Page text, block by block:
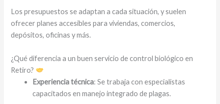
Los presupuestos se adaptan a cada situación, y suelen
ofrecer planes accesibles para viviendas, comercios,
depósitos, oficinas y más.
¿Qué diferencia a un buen servicio de control biológico en
Retiro?
Experiencia técnica: Se trabaja con especialistas
capacitados en manejo integrado de plagas.